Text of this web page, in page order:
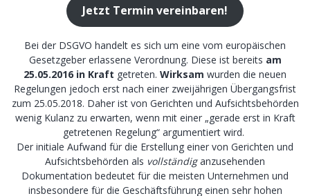
Jetzt Termin vereinbaren!
Bei der DSGVO handelt es sich um eine vom europäischen
Gesetzgeber erlassene Verordnung. Diese ist bereits am
25.05.2016 in Kraft getreten. Wirksam wurden die neuen
Regelungen jedoch erst nach einer zweijährigen Übergangsfrist
zum 25.05.2018. Daher ist von Gerichten und Aufsichtsbehörden
wenig Kulanz zu erwarten, wenn mit einer „gerade erst in Kraft
getretenen Regelung“ argumentiert wird.
Der initiale Aufwand für die Erstellung einer von Gerichten und
Aufsichtsbehörden als vollständiganzusehenden
Dokumentation bedeutet für die meisten Unternehmen und
insbesondere für die Geschäftsführung einen sehr hohen